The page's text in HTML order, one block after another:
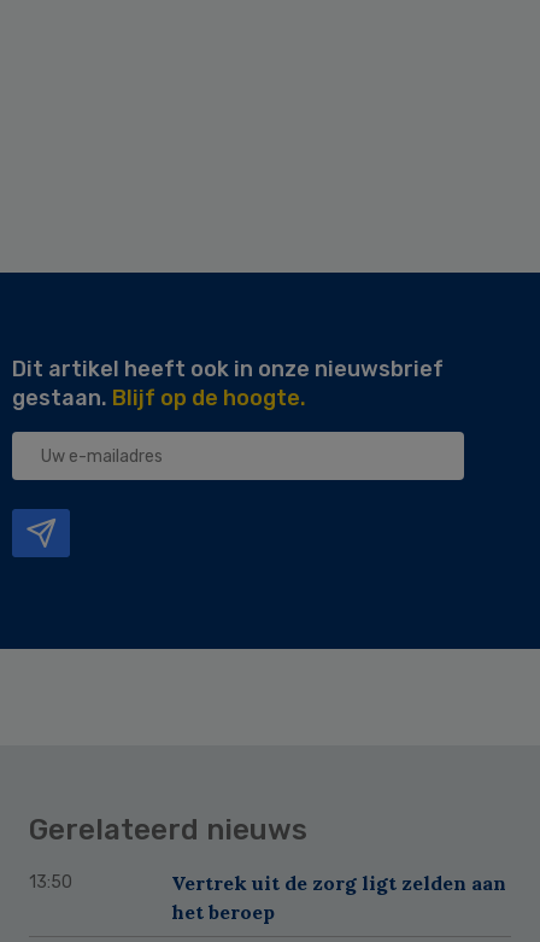
Dit artikel heeft ook in onze nieuwsbrief
gestaan. Blijf op de hoogte.
Uw
Gerelateerd nieuws
13:50
Vertrek uit de zorg ligt zelden aan
het beroep